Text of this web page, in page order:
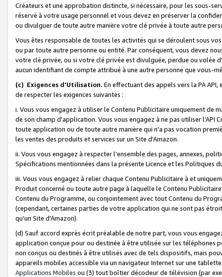
Créateurs et une approbation distincte, si nécessaire, pour les sous-
réservé à votre usage personnel et vous devez en préserver la
ou divulguer de toute autre manière votre clé privée à toute autre
Vous êtes responsable de toutes les activités qui se déroulent sous
ou par toute autre personne ou entité. Par conséquent, vous devez
votre clé privée, ou si votre clé privée est divulguée, perdue ou volée
aucun identifiant de compte attribué à une autre personne que vous-
(c) Exigences d'Utilisation. En effectuant des appels vers la PA
de respecter les exigences suivantes :
i. Vous vous engagez à utiliser le Contenu Publicitaire uniquement de
de son champ d'application. Vous vous engagez à ne pas utiliser l’API
toute application ou de toute autre manière qui n'a pas vocation
les ventes des produits et services sur un Site d'Amazon.
ii. Vous vous engagez à respecter l'ensemble des pages, annexes,
Spécifications mentionnées dans la présente Licence et les Politiques
iii. Vous vous engagez à relier chaque Contenu Publicitaire à et
Produit concerné ou toute autre page à laquelle le Contenu
Contenu du Programme, ou conjointement avec tout Contenu du
(cependant, certaines parties de votre application qui ne sont pas
qu'un Site d'Amazon).
(d) Sauf accord exprès écrit préalable de notre part, vous vous
application conçue pour ou destinée à être utilisée sur les téléphones
non conçus ou destinés à être utilisés avec de tels dispositifs, mais
appareils mobiles accessible via un navigateur Internet sur une
Applications Mobiles ou (3) tout boîtier décodeur de télévision (par